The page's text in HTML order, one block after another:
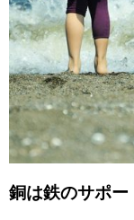
銅は鉄のサポー